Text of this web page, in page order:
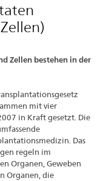
Zellen bestehen in der
mit vier
in Kraft gesetzt. Die
Das
regeln im
Organen, Geweben
Organen, die